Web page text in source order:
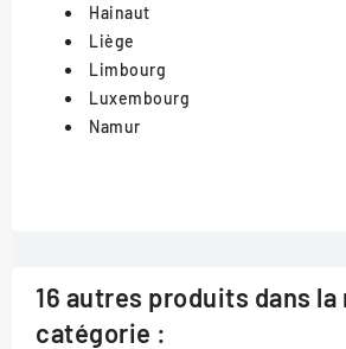
Hainaut
Liège
Limbourg
Luxembourg
Namur
16 autres produits dans la
catégorie :